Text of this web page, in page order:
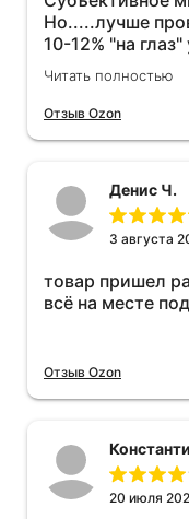
Но.....лучше
10-12% "на
Покатаюсь,
будет 😁.
Читать полностью
Отзыв Ozon
Денис Ч.
3 августа
товар пришел
всё на месте
Отзыв Ozon
20 июля